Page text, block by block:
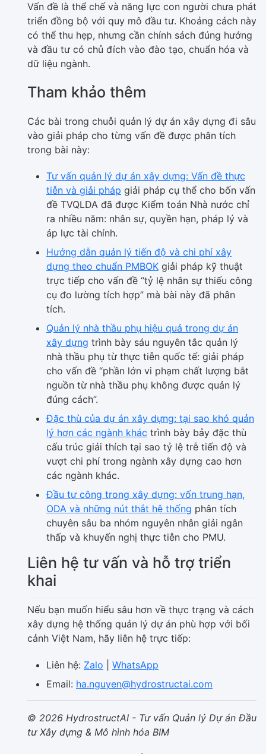
Vấn đề là thể chế và năng lực con người chưa phát
triển đồng bộ với quy mô đầu tư. Khoảng cách này
có thể thu hẹp, nhưng cần chính sách đúng hướng
và đầu tư có chủ đích vào đào tạo, chuẩn hóa và
dữ liệu ngành.
Tham khảo thêm
Các bài trong chuỗi quản lý dự án xây dựng đi sâu
vào giải pháp cho từng vấn đề được phân tích
trong bài này:
Tư vấn quản lý dự án xây dựng: Vấn đề thực
tiễn và giải pháp giải pháp cụ thể cho bốn vấn
đề TVQLDA đã được Kiểm toán Nhà nước chỉ
ra nhiều năm: nhân sự, quyền hạn, pháp lý và
áp lực tài chính.
Hướng dẫn quản lý tiến độ và chi phí xây
dựng theo chuẩn PMBOK giải pháp kỹ thuật
trực tiếp cho vấn đề “tỷ lệ nhân sự thiếu công
cụ đo lường tích hợp” mà bài này đã phân
tích.
Quản lý nhà thầu phụ hiệu quả trong dự án
xây dựng trình bày sáu nguyên tắc quản lý
nhà thầu phụ từ thực tiễn quốc tế: giải pháp
cho vấn đề “phần lớn vi phạm chất lượng bắt
nguồn từ nhà thầu phụ không được quản lý
đúng cách”.
Đặc thù của dự án xây dựng: tại sao khó quản
lý hơn các ngành khác trình bày bảy đặc thù
cấu trúc giải thích tại sao tỷ lệ trễ tiến độ và
vượt chi phí trong ngành xây dựng cao hơn
các ngành khác.
Đầu tư công trong xây dựng: vốn trung hạn,
ODA và những nút thắt hệ thống phân tích
chuyên sâu ba nhóm nguyên nhân giải ngân
thấp và khuyến nghị thực tiễn cho PMU.
Liên hệ tư vấn và hỗ trợ triển
khai
Nếu bạn muốn hiểu sâu hơn về thực trạng và cách
xây dựng hệ thống quản lý dự án phù hợp với bối
cảnh Việt Nam, hãy liên hệ trực tiếp:
Liên hệ: Zalo
WhatsApp
Email: ha.nguyen@hydrostructai.com
© 2026 HydrostructAI - Tư vấn Quản lý Dự án Đầu
tư Xây dựng & Mô hình hóa BIM